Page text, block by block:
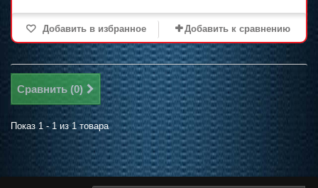
Добавить в избранное Добавить к сравнению
Сравнить (0)
Показ 1 - 1 из 1 товара